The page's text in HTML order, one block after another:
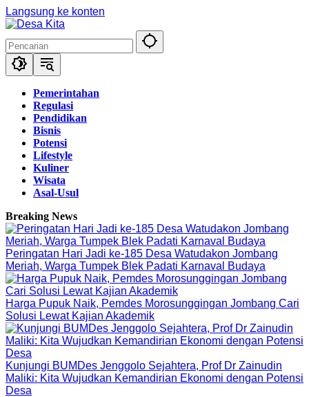
Langsung ke konten
Pemerintahan
Regulasi
Pendidikan
Bisnis
Potensi
Lifestyle
Kuliner
Wisata
Asal-Usul
Breaking News
Peringatan Hari Jadi ke-185 Desa Watudakon Jombang
Meriah, Warga Tumpek Blek Padati Karnaval Budaya
Harga Pupuk Naik, Pemdes Morosunggingan Jombang Cari
Solusi Lewat Kajian Akademik
Kunjungi BUMDes Jenggolo Sejahtera, Prof Dr Zainudin
Maliki: Kita Wujudkan Kemandirian Ekonomi dengan Potensi
Desa